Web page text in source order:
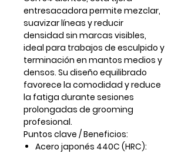
entresacadora permite mezclar,
suavizar líneas y reducir
densidad sin marcas visibles,
ideal para trabajos de esculpido y
terminación en mantos medios y
densos. Su diseño equilibrado
favorece la comodidad y reduce
la fatiga durante sesiones
prolongadas de grooming
profesional.
Puntos clave / Beneficios:
Acero japonés 440C (HRC):